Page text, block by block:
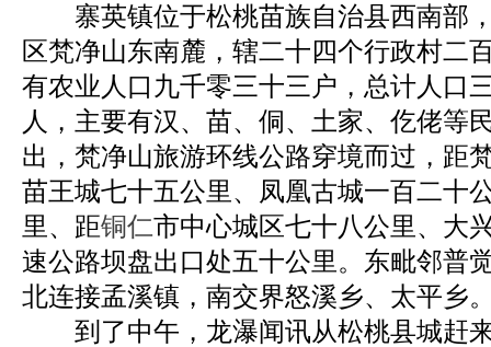
寨英镇位于松桃苗族自治县西南部
区梵净山东南麓，辖二十四个行政村二
有农业人口九千零三十三户，总计人口
人，主要有汉、苗、侗、土家、仡佬等
出，梵净山旅游环线公路穿境而过，距
苗王城七十五公里、凤凰古城一百二十
里、距铜仁市中心城区七十八公里、大
速公路坝盘出口处五十公里。东毗邻普
北连接孟溪镇，南交界怒溪乡、太平乡
到了中午，龙瀑闻讯从松桃县城赶